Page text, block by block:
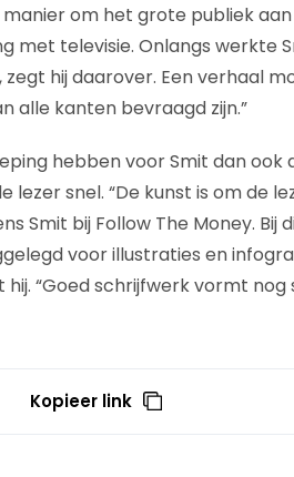
om het grote publiek
met televisie. Onlangs werkte
zegt hij daarover. Een verhaal
alle kanten bevraagd zijn.”
hebben voor Smit dan
lezer snel. “De kunst is om de
Smit bij Follow The Money. Bij
voor illustraties en
“Goed schrijfwerk vormt nog
Kopieer link